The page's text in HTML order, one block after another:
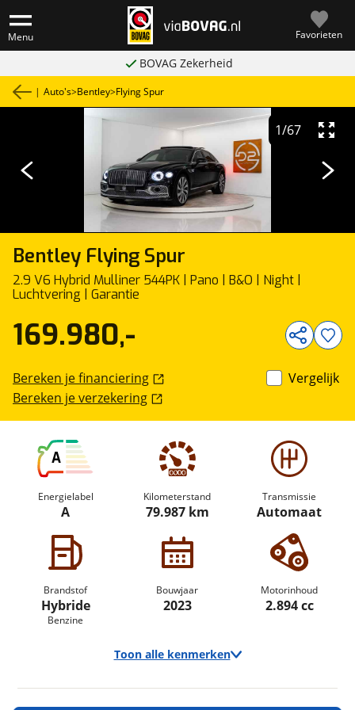
Menu Favorieten
BOVAG Zekerheid
| Auto's>Bentley>Flying Spur
Bentley Flying Spur
2.9 V6 Hybrid Mulliner 544PK | Pano | B&O | Night |
Luchtvering | Garantie
1/67
A
Energielabel
A
Kilometerstand
79.987 km
Transmissie
Automaat
Brandstof
Hybride
Benzine
Bouwjaar
2023
Motorinhoud
2.894 cc
Toon alle kenmerken
169.980,-
Bereken je financiering
Bereken je verzekering
Vergelijk